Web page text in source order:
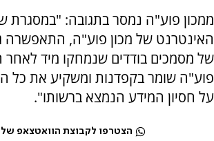
ממכון פוע"ה נמסר בתגובה: "במסגרת
האינטרנט של מכון פוע"ה, התאפשרה
של מסמכים בודדים שנמחקו מיד לאחר
פוע"ה שומר בקפדנות ומשקיע את כל
על חסיון המידע הנמצא ברשותו".
הצטרפו לקבוצת הוואטצאפ של